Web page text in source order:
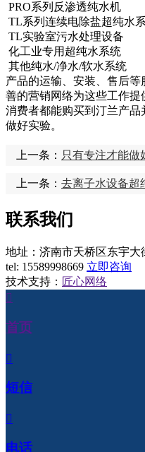
PRO系列反渗透纯水机
TL系列连续电除盐超纯水
TL实验室污水处理设备
化工业专用超纯水系统
其他纯水/净水/软水系统
产品的运输、安装、售后
善的营销网络为这些工作提
消费者都能购买到汀兰产品
做好实验。
上一条： 只有专注才能做
上一条： 去离子水设备超
联系我们
地址：济南市天桥区东宇大
tel: 15589998669 立即咨询
技术支持： 匠心网络

首页

短信

电话